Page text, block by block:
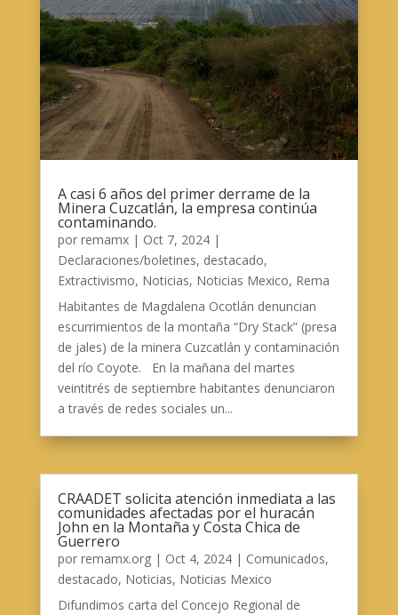
A casi 6 años del primer derrame de la
Minera Cuzcatlán, la empresa continúa
contaminando.
por remamx| Oct 7, 2024|
Declaraciones/boletines, destacado,
Extractivismo, Noticias, Noticias Mexico, Rema
Habitantes de Magdalena Ocotlán denuncian
escurrimientos de la montaña “Dry Stack” (presa
de jales) de la minera Cuzcatlán y contaminación
del río Coyote. En la mañana del martes
veintitrés de septiembre habitantes denunciaron
a través de redes sociales un...
CRAADET solicita atención inmediata a las
comunidades afectadas por el huracán
John en la Montaña y Costa Chica de
Guerrero
por remamx.org| Oct 4, 2024| Comunicados,
destacado, Noticias, Noticias Mexico
Difundimos carta del Concejo Regional de